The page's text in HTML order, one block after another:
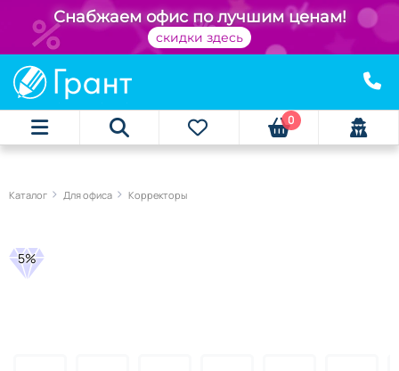
Снабжаем офис по лучшим ценам!
скидки здесь
0
Каталог Для офиса Корректоры
5%